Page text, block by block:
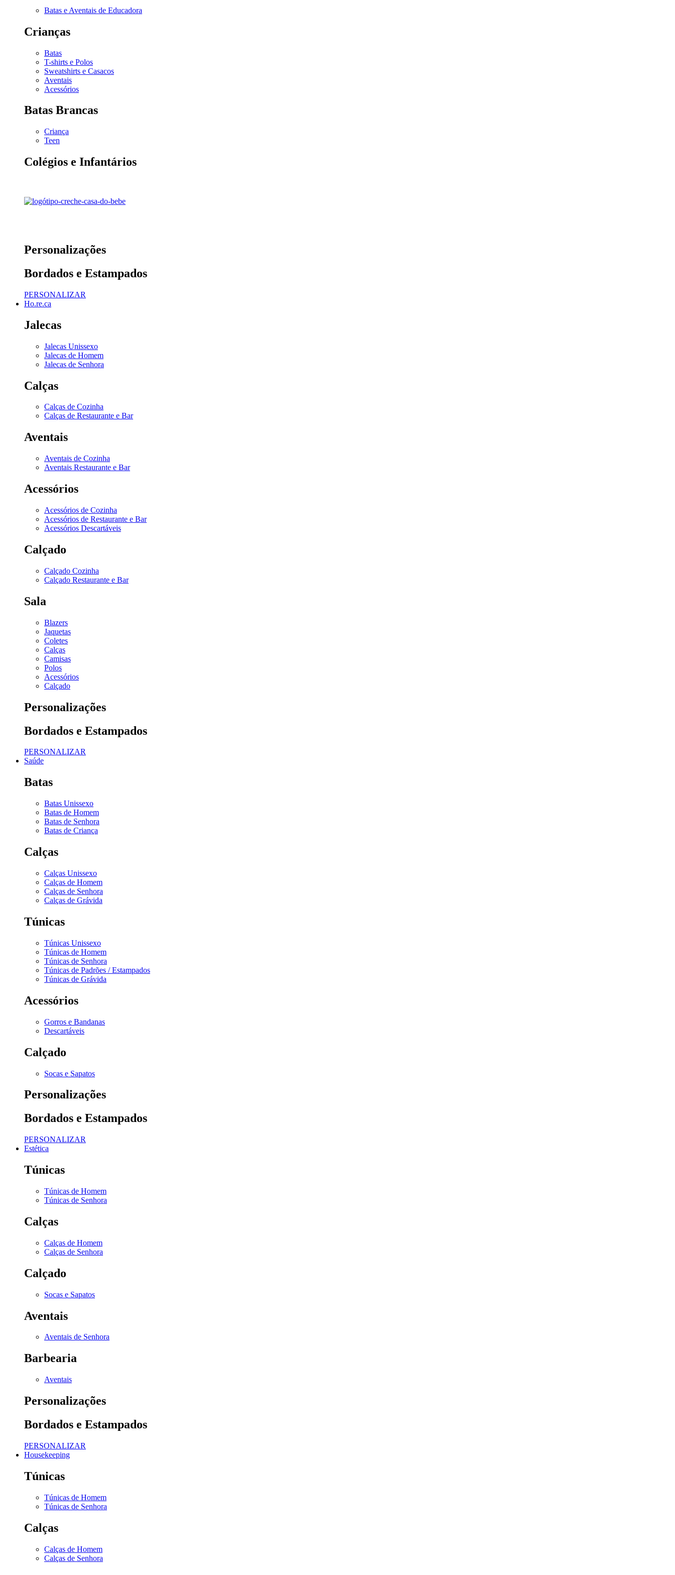
Batas e Aventais de Educadora
Crianças
Batas
T-shirts e Polos
Sweatshirts e Casacos
Aventais
Acessórios
Batas Brancas
Criança
Teen
Colégios e Infantários
Personalizações
Bordados e Estampados
PERSONALIZAR
Ho.re.ca
Jalecas
Jalecas Unissexo
Jalecas de Homem
Jalecas de Senhora
Calças
Calças de Cozinha
Calças de Restaurante e Bar
Aventais
Aventais de Cozinha
Aventais Restaurante e Bar
Acessórios
Acessórios de Cozinha
Acessórios de Restaurante e Bar
Acessórios Descartáveis
Calçado
Calçado Cozinha
Calçado Restaurante e Bar
Sala
Blazers
Jaquetas
Coletes
Calças
Camisas
Polos
Acessórios
Calçado
Personalizações
Bordados e Estampados
PERSONALIZAR
Saúde
Batas
Batas Unissexo
Batas de Homem
Batas de Senhora
Batas de Criança
Calças
Calças Unissexo
Calças de Homem
Calças de Senhora
Calças de Grávida
Túnicas
Túnicas Unissexo
Túnicas de Homem
Túnicas de Senhora
Túnicas de Padrões / Estampados
Túnicas de Grávida
Acessórios
Gorros e Bandanas
Descartáveis
Calçado
Socas e Sapatos
Personalizações
Bordados e Estampados
PERSONALIZAR
Estética
Túnicas
Túnicas de Homem
Túnicas de Senhora
Calças
Calças de Homem
Calças de Senhora
Calçado
Socas e Sapatos
Aventais
Aventais de Senhora
Barbearia
Aventais
Personalizações
Bordados e Estampados
PERSONALIZAR
Housekeeping
Túnicas
Túnicas de Homem
Túnicas de Senhora
Calças
Calças de Homem
Calças de Senhora